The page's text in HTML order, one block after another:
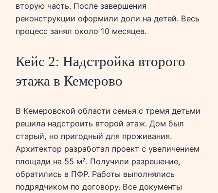
вторую часть. После завершения
реконструкции оформили доли на детей. Весь
процесс занял около 10 месяцев.
Кейс 2: Надстройка второго
этажа в Кемерово
В Кемеровской области семья с тремя детьми
решила надстроить второй этаж. Дом был
старый, но пригодный для проживания.
Архитектор разработал проект с увеличением
площади на 55 м². Получили разрешение,
обратились в ПФР. Работы выполнялись
подрядчиком по договору. Все документы